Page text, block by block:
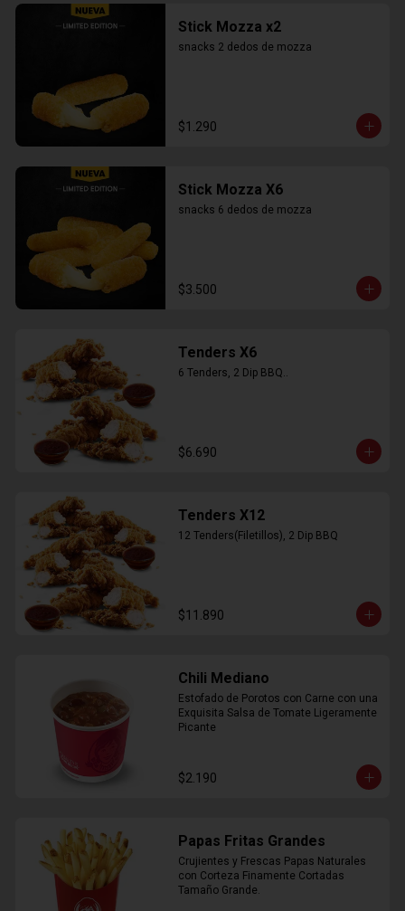
Stick Mozza x2
snacks 2 dedos de mozza
$1.290
Stick Mozza X6
snacks 6 dedos de mozza
$3.500
Tenders X6
6 Tenders, 2 Dip BBQ..
$6.690
Tenders X12
12 Tenders(Filetillos), 2 Dip BBQ
$11.890
Chili Mediano
Estofado de Porotos con Carne con una
Exquisita Salsa de Tomate Ligeramente
Picante
$2.190
Papas Fritas Grandes
Crujientes y Frescas Papas Naturales
con Corteza Finamente Cortadas
Tamaño Grande.